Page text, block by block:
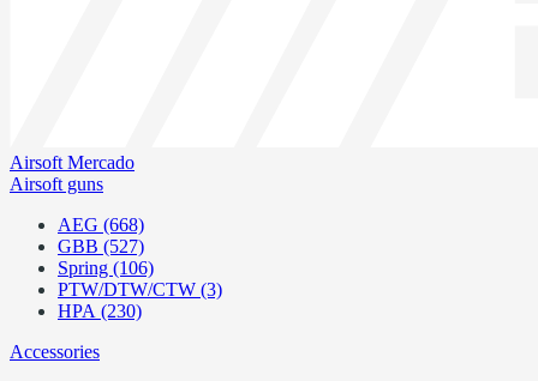
Airsoft Mercado
Airsoft guns
AEG (668)
GBB (527)
Spring (106)
PTW/DTW/CTW (3)
HPA (230)
Accessories